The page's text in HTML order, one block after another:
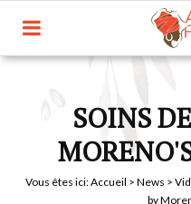
SOINS
Vous êtes ici:Accueil > News >
by